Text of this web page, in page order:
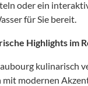
oder ein
für Sie bereit.
Highlights im
modernen